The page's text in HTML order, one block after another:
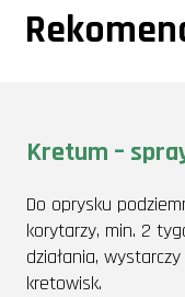
Kretum –
Do oprysku
korytarzy, min. 2
działania,
kretowisk.